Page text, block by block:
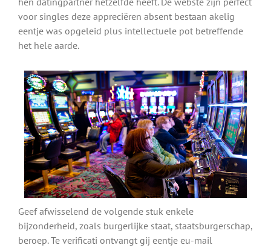
voor singles deze appreciëren absent bestaan akelig
eentje was opgeleid plus intellectuele pot betreffende
het hele aarde.
Geef afwisselend de volgende stuk enkele
bijzonderheid, zoals burgerlijke staat, staatsburgerschap,
beroep. Te verificati ontvangt gij eentje eu-mail